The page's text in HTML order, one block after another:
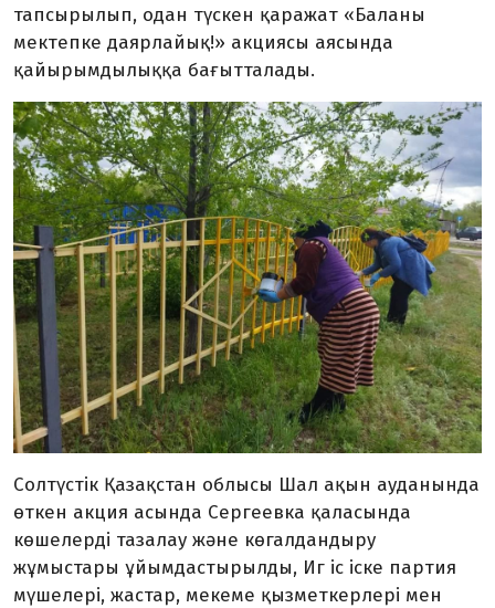
тапсырылып, одан түскен қаражат «Баланы
мектепке даярлайық!» акциясы аясында
қайырымдылыққа бағытталады.
Солтүстік Қазақстан облысы Шал ақын ауданында
өткен акция асында Сергеевка қаласында
көшелерді тазалау және көгалдандыру
жұмыстары ұйымдастырылды, Иг іс іске партия
мүшелері, жастар, мекеме қызметкерлері мен